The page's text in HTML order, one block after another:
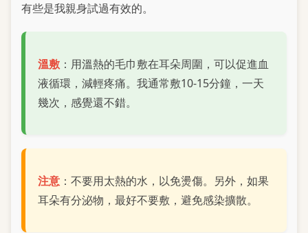
有些是我親身試過有效的。
溫敷 ：用溫熱的毛巾敷在耳朵周圍，可以促進血
液循環，減輕疼痛。我通常敷10-15分鐘，一天
幾次，感覺還不錯。
注意 ：不要用太熱的水，以免燙傷。另外，如果
耳朵有分泌物，最好不要敷，避免感染擴散。